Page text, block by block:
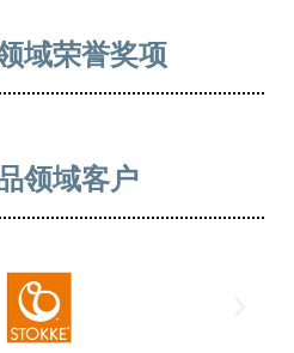
域荣誉奖项
领域客户